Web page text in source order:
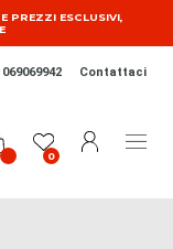
PREZZI ESCLUSIVI,
069069942 Contattaci
0